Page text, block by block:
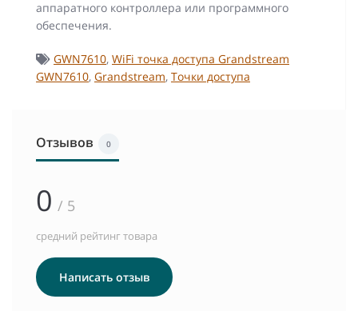
аппаратного контроллера или программного
обеспечения.
GWN7610, WiFi точка доступа Grandstream
GWN7610, Grandstream, Точки доступа
Отзывов 0
0 / 5
средний рейтинг товара
Написать отзыв